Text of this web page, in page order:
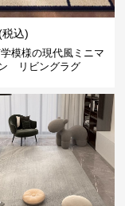
税込)
模様の現代風ミニマ
リビングラグ